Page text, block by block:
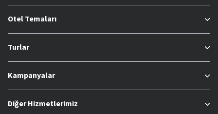
Otel Temaları
Turlar
Kampanyalar
Diğer Hizmetlerimiz